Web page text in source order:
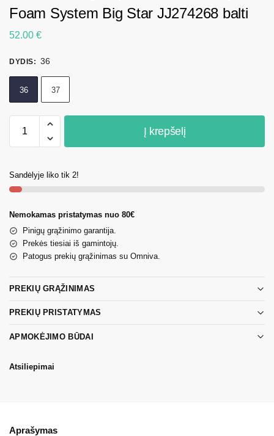
Foam System Big Star JJ274268 balti
52.00 €
DYDIS: 36
36 37
Į krepšelį
Sandėlyje liko tik 2!
Nemokamas pristatymas nuo 80€
Pinigų grąžinimo garantija.
Prekės tiesiai iš gamintojų.
Patogus prekių grąžinimas su Omniva.
PREKIŲ GRĄŽINIMAS
PREKIŲ PRISTATYMAS
APMOKĖJIMO BŪDAI
Atsiliepimai
Aprašymas